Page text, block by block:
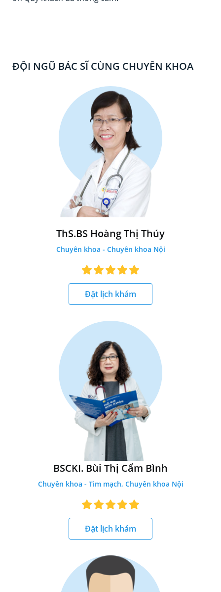
ĐỘI NGŨ BÁC SĨ CÙNG CHUYÊN KHOA
ThS.BS Hoàng Thị Thúy
Chuyên khoa - Chuyên khoa Nội
Đặt lịch khám
BSCKI. Bùi Thị Cẩm Bình
Chuyên khoa - Tim mạch, Chuyên khoa Nội
Đặt lịch khám